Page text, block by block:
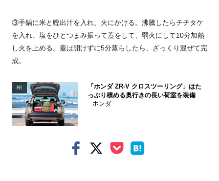
③手鍋に米と鰹出汁を入れ、火にかける。沸騰したらチチタケ
を入れ、塩をひとつまみ振って蓋をして、弱火にして10分加熱
し火を止める。蓋は開けずに5分蒸らしたら、ざっくり混ぜて完
成。
PR
「ホンダ ZR-V クロスツーリング」はた
っぷり積める奥行きの長い荷室を装備
ホンダ